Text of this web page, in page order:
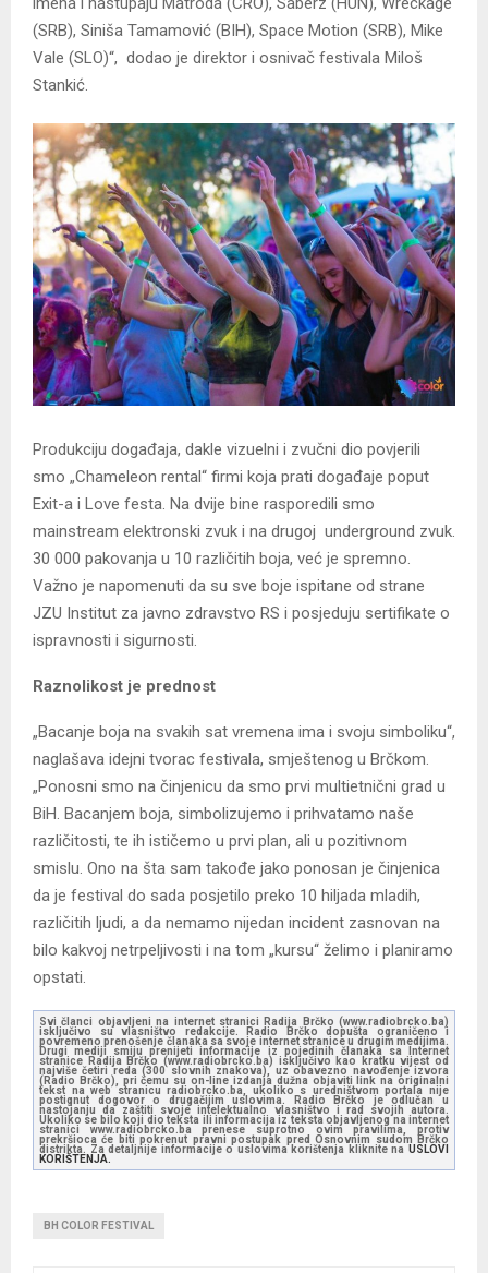
(SRB), Siniša Tamamović (BIH), Space Motion (SRB), Mike
Vale (SLO)“, dodao je direktor i osnivač festivala Miloš
Stankić.
Produkciju događaja, dakle vizuelni i zvučni dio povjerili
smo „Chameleon rental“ firmi koja prati događaje poput
Exit-a i Love festa. Na dvije bine rasporedili smo
mainstream elektronski zvuk i na drugoj underground zvuk.
30 000 pakovanja u 10 različitih boja, već je spremno.
Važno je napomenuti da su sve boje ispitane od strane
JZU Institut za javno zdravstvo RS i posjeduju sertifikate o
ispravnosti i sigurnosti.
Raznolikost je prednost
„Bacanje boja na svakih sat vremena ima i svoju simboliku“,
naglašava idejni tvorac festivala, smještenog u Brčkom.
„Ponosni smo na činjenicu da smo prvi multietnični grad u
BiH. Bacanjem boja, simbolizujemo i prihvatamo naše
različitosti, te ih ističemo u prvi plan, ali u pozitivnom
smislu. Ono na šta sam takođe jako ponosan je činjenica
da je festival do sada posjetilo preko 10 hiljada mladih,
različitih ljudi, a da nemamo nijedan incident zasnovan na
bilo kakvoj netrpeljivosti i na tom „kursu“ želimo i planiramo
opstati.
Svi članci objavljeni na internet stranici Radija Brčko (www.radiobrcko.ba)
isključivo su vlasništvo redakcije. Radio Brčko dopušta ograničeno i
povremeno prenošenje članaka sa svoje internet stranice u drugim medijima.
Drugi mediji smiju prenijeti informacije iz pojedinih članaka sa Internet
stranice Radija Brčko (www.radiobrcko.ba) isključivo kao kratku vijest od
najviše četiri reda (300 slovnih znakova), uz obavezno navođenje izvora
(Radio Brčko), pri čemu su on-line izdanja dužna objaviti link na originalni
tekst na web stranicu radiobrcko.ba, ukoliko s uredništvom portala nije
postignut dogovor o drugačijim uslovima. Radio Brčko je odlučan u
nastojanju da zaštiti svoje intelektualno vlasništvo i rad svojih autora.
Ukoliko se bilo koji dio teksta ili informacija iz teksta objavljenog na internet
stranici www.radiobrcko.ba prenese suprotno ovim pravilima, protiv
prekršioca će biti pokrenut pravni postupak pred Osnovnim sudom Brčko
distrikta. Za detaljnije informacije o uslovima korištenja kliknite na USLOVI
KORIŠTENJA.
BH COLOR FESTIVAL